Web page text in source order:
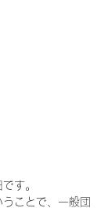
す。
ことで、一般団